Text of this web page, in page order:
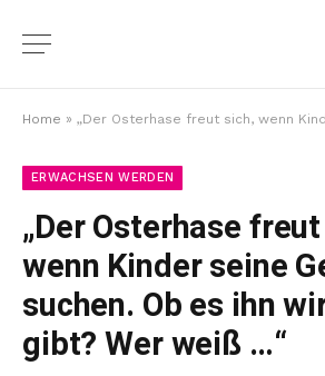
Home » „Der Osterhase freut sich, wenn Kinder seine Geschenke
ERWACHSEN WERDEN
„Der Osterhase
wenn Kinder seine
suchen. Ob es ihn
gibt? Wer weiß …“